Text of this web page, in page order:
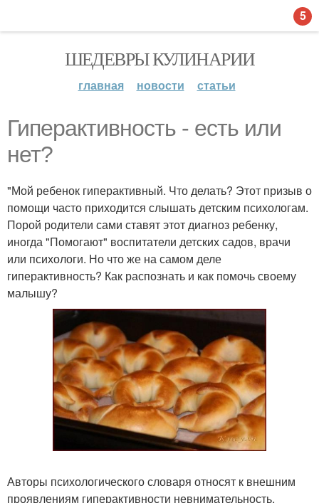
ШЕДЕВРЫ КУЛИНАРИИ
главная новости статьи
Гиперактивность - есть или
нет?
"Мой ребенок гиперактивный. Что делать? Этот призыв о
помощи часто приходится слышать детским психологам.
Порой родители сами ставят этот диагноз ребенку,
иногда "Помогают" воспитатели детских садов, врачи
или психологи. Но что же на самом деле
гиперактивность? Как распознать и как помочь своему
малышу?
Авторы психологического словаря относят к внешним
проявлениям гиперактивности невнимательность,
5